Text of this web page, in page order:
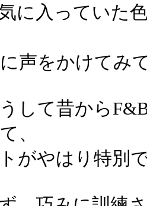
に入っていた
声をかけてみ
して昔から
、
がやはり特別